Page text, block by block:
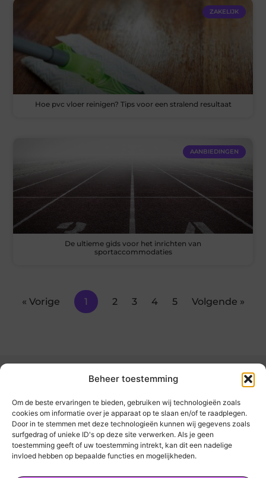
Beheer toestemming
Om de beste ervaringen te bieden, gebruiken wij technologieën zoals
cookies om informatie over je apparaat op te slaan en/of te raadplegen.
Door in te stemmen met deze technologieën kunnen wij gegevens zoals
surfgedrag of unieke ID's op deze site verwerken. Als je geen
toestemming geeft of uw toestemming intrekt, kan dit een nadelige
invloed hebben op bepaalde functies en mogelijkheden.
ZAKELIJK
Hoe pvc vloer reinigen? Tips voor een stralend resultaat
AANBIEDINGEN
De ultieme gids voor het inrichten van
sportaccommodaties
« Vorige 1 2 3 4 5 Volgende »
kickinsite.nl – Echt, eerlijk, alles wat telt.
Een verzameling van blogs en artikelen die